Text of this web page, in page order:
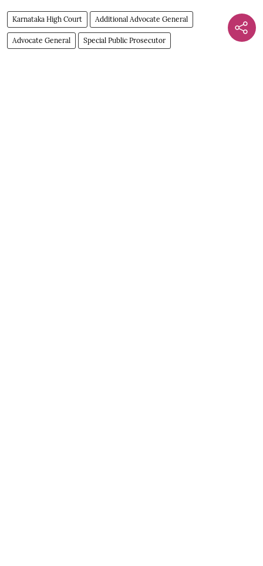
Karnataka High Court Additional Advocate General
Advocate General Special Public Prosecutor